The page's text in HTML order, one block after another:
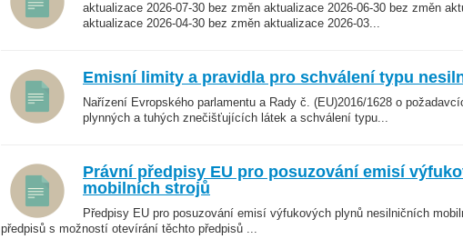
aktualizace 2026-07-30 bez změn aktualizace 2026-06-30 bez změn
aktualizace 2026-04-30 bez změn aktualizace 2026-03...
Emisní limity a pravidla pro schválení typu
Nařízení Evropského parlamentu a Rady č. (EU)2016/1628 o
plynných a tuhých znečišťujících látek a schválení typu...
Právní předpisy EU pro posuzování emisí
mobilních strojů
Předpisy EU pro posuzování emisí výfukových plynů nesilničních
předpisů s možností otevírání těchto předpisů ...